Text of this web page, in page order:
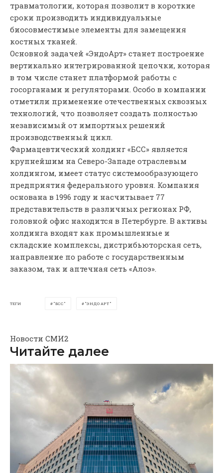
травматологии, которая позволит в короткие
сроки производить индивидуальные
биосовместимые элементы для замещения
костных тканей.
Основной задачей «ЭндоАрт» станет построение
вертикально интегрированной цепочки, которая
в том числе станет платформой работы с
госорганами и регуляторами. Особо в компании
отметили применение отечественных сквозных
технологий, что позволяет создать полностью
независимый от импортных решений
производственный цикл.
Фармацевтический холдинг «БСС» является
крупнейшим на Северо-Западе отраслевым
холдингом, имеет статус системообразующего
предприятия федерального уровня. Компания
основана в 1996 году и насчитывает 77
представительств в различных регионах РФ,
головной офис находится в Петербурге. В активы
холдинга входят как промышленные и
складские комплексы, дистрибьюторская сеть,
направление по работе с государственным
заказом, так и аптечная сеть «Алоэ».
ТЕГИ "БСС" "ЭНДОАРТ"
Новости СМИ2
Читайте далее